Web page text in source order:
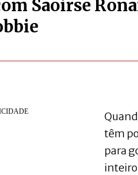
Saoirse
têm
para